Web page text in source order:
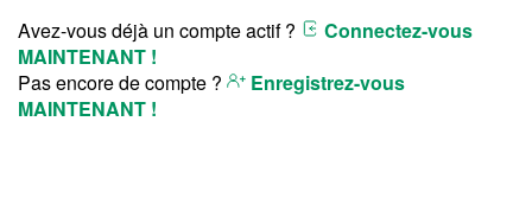
Avez-vous déjà un compte actif ?
Connectez-vous
MAINTENANT !
Pas encore de compte ?
Enregistrez-vous
MAINTENANT !